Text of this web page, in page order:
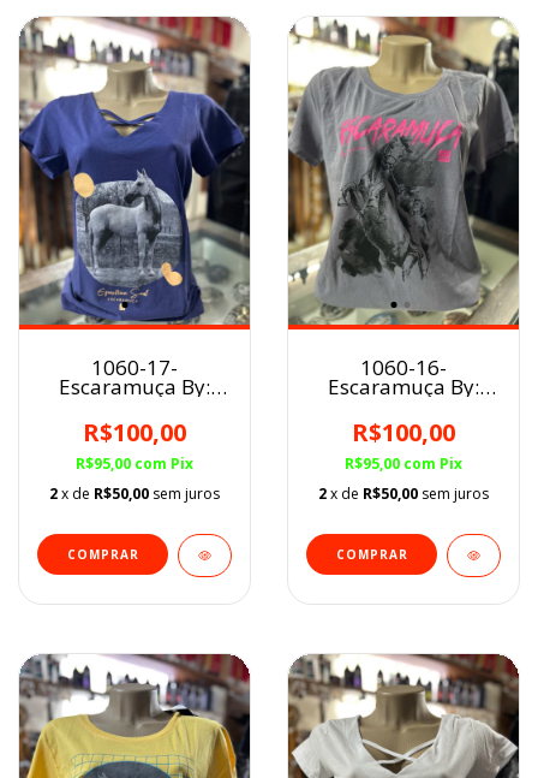
1060-17-
Escaramuça By:
Raquel Fernandes
FEM AZUL MM
R$100,00
R$95,00 com Pix
2x de R$50,00 sem juros
COMPRAR
1060-16-
Escaramuça By:
Raquel Fernandes
FEM
Cinza/Empinando
R$100,00
R$95,00 com Pix
2x de R$50,00 sem juros
COMPRAR